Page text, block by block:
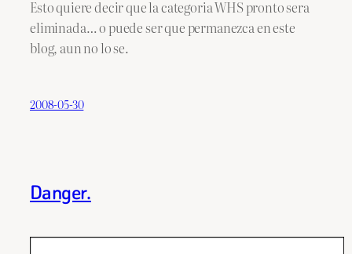
Esto quiere decir que la categoria WHS pronto sera
eliminada… o puede ser que permanezca en este
blog, aun no lo se.
2008-05-30
Danger.